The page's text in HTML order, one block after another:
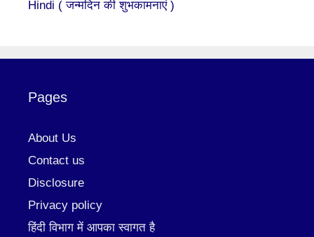
Hindi ( जन्मदिन की शुभकामनाएं )
Pages
About Us
Contact us
Disclosure
Privacy policy
हिंदी विभाग में आपका स्वागत है